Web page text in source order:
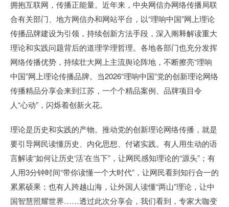
拥抱互联网，传播正能量。近年来，中央网信办网络传播局联
合有关部门、地方网信办和网站平台，以“理响中国”网上理论
传播品牌建设为引领，持续创新方法手段，深入阐释解读重大
理论和实践问题背后的道理学理哲理。各地各部门也充分发挥
网络传播优势，持续壮大网上主流舆论阵地，不断擦亮“理响
中国”网上理论传播品牌。当2026“理响中国”党的创新理论网络
传播精品分享会来到江苏，一个个精品案例、品牌项目令
人“心动”，闪烁着创新火花。
理论是历史和实践的产物。推动党的创新理论网络传播，就是
要引导网民读懂历史、内化思想、付诸实践。有人用生动的语
言解读“如何让历史‘活’在当下”，让网民感知理论的“源头”；有
人用3分钟时间“带你读懂一个大时代”，让网民看到知行合一的
累累硕果；也有人跨越山海，让外国人读懂“两山”理论，让中
国智慧照耀世界……透过此次分享会，我们看到，专家大咖变